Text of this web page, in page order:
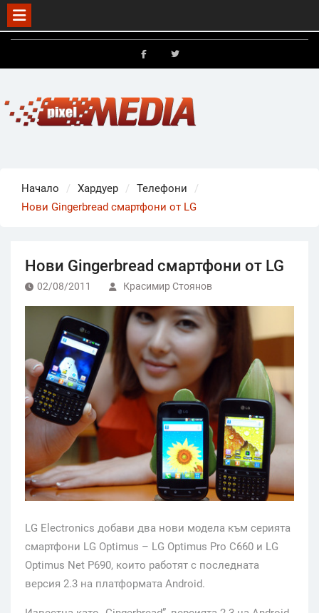
Skip
Начало Хардуер
Телефони
Нови Gingerbread смартфони от LG
Нови Gingerbread смартфони от LG
02/08/2011 Красимир Стоянов
LG Electronics добави два нови модела към серията
смартфони LG Optimus – LG Optimus Pro C660 и LG
Optimus Net P690, които работят с последната
версия 2.3 на платформата Android.